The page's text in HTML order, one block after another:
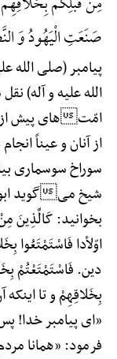
صَنَعَتِ الْیَهُودُ وَ
پیامبر (صلی الله
الله علیه و آله)
امّتهای پیش از
از آنان و عیناً
سوراخ سوسماری
شیخ میگوید
بخوانید: کَالَّذِینَ
اوّلأدا فَاسْتَمْتَعُوا
دین. فَاسْتَمْتَعْتُمْ
بِخَلاقِهِمْ و تا
«ای پیامبر خدا!
فرمود: «همانا